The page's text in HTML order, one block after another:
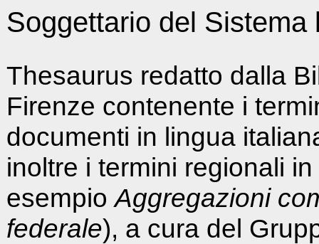
Soggettario del
Thesaurus redatto dalla
Firenze contenente i
documenti in lingua
inoltre i termini regionali
esempioAggregazioni
federale), a cura del